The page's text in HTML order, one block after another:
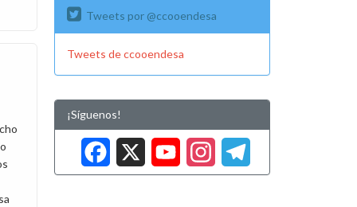
Tweets por @ccooendesa
Tweets de ccooendesa
¡Síguenos!
Facebook
XYouTube